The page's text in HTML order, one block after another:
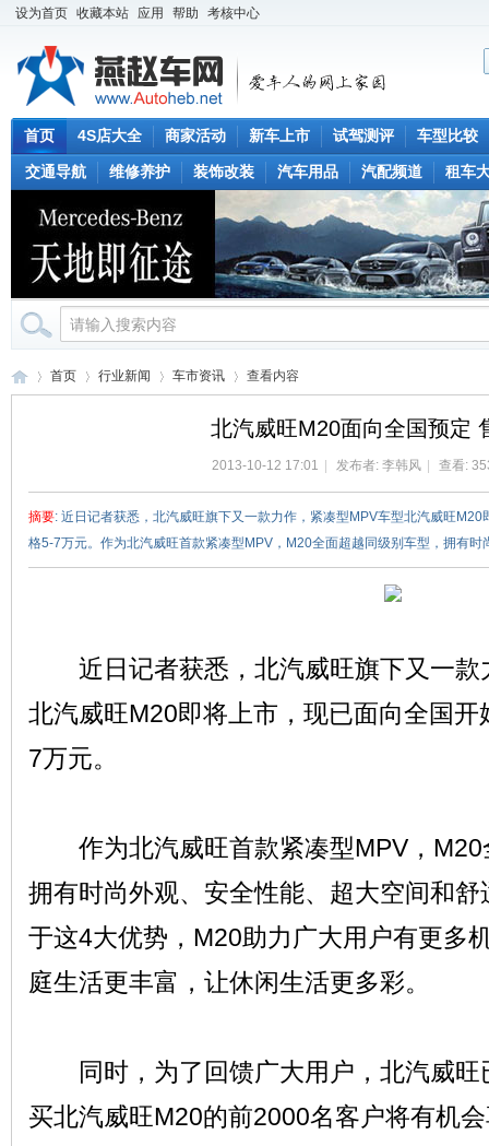
设为首页 收藏本站 应用 帮助 考核中心
首页 4S店大全 商家活动 新车上市 试驾测评 车型比较
交通导航 维修养护 装饰改装 汽车用品 汽配频道 租车
首页 行业新闻 车市资讯
›
查看内容
北汽威旺M20面向全国预定
2013-10-12 17:01 发布者: 李韩风 查看:
摘要: 近日记者获悉，北汽威旺旗下又一款力作，紧凑型MPV车型北汽威旺
格5-7万元。作为北汽威旺首款紧凑型MPV，M20全面超越同级别车型，拥有时
近日记者获悉，北汽威旺旗下又一款
北汽威旺M20即将上市，现已面向全国
7万元。
作为北汽威旺首款紧凑型MPV，M20
拥有时尚外观、安全性能、超大空间和
于这4大优势，M20助力广大用户有更多
庭生活更丰富，让休闲生活更多彩。
同时，为了回馈广大用户，北汽威旺
买北汽威旺M20的前2000名客户将有机